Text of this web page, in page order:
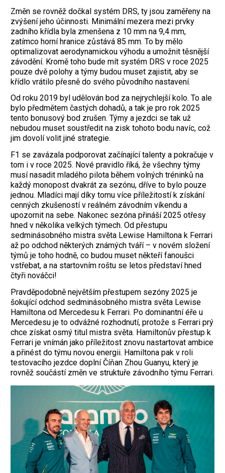
Změn se rovněž dočkal systém DRS, ty jsou zaměřeny na
zvýšení jeho účinnosti. Minimální mezera mezi prvky
zadního křídla byla zmenšena z 10 mm na 9,4 mm,
zatímco horní hranice zůstává 85 mm. To by mělo
optimalizovat aerodynamickou výhodu a umožnit těsnější
závodění. Kromě toho bude mít systém DRS v roce 2025
pouze dvě polohy a týmy budou muset zajistit, aby se
křídlo vrátilo přesně do svého původního nastavení.
Od roku 2019 byl udělován bod za nejrychlejší kolo. To ale
bylo předmětem častých dohadů, a tak je pro rok 2025
tento bonusový bod zrušen. Týmy a jezdci se tak už
nebudou muset soustředit na zisk tohoto bodu navíc, což
jim dovolí volit jiné strategie.
F1 se zavázala podporovat začínající talenty a pokračuje v
tom i v roce 2025. Nové pravidlo říká, že všechny týmy
musí nasadit mladého pilota během volných tréninků na
každý monopost dvakrát za sezónu, dříve to bylo pouze
jednou. Mladíci mají díky tomu více příležitostí k získání
cenných zkušeností v reálném závodním víkendu a
upozornit na sebe. Nakonec sezóna přináší 2025 otřesy
hned v několika velkých týmech. Od přestupu
sedminásobného mistra světa Lewise Hamiltona k Ferrari
až po odchod některých známých tváří – v novém složení
týmů je toho hodně, co budou muset někteří fanoušci
vstřebat, a na startovním roštu se letos představí hned
čtyři nováčci!
Pravděpodobně největším přestupem sezóny 2025 je
šokující odchod sedminásobného mistra světa Lewise
Hamiltona od Mercedesu k Ferrari. Po dominantní éře u
Mercedesu je to odvážné rozhodnutí, protože s Ferrari prý
chce získat osmý titul mistra světa. Hamiltonův přestup k
Ferrari je vnímán jako příležitost znovu nastartovat ambice
a přinést do týmu novou energii. Hamiltona pak v roli
testovacího jezdce doplní Číňan Zhou Guanyu, který je
rovněž součástí změn ve struktuře závodního týmu Ferrari.